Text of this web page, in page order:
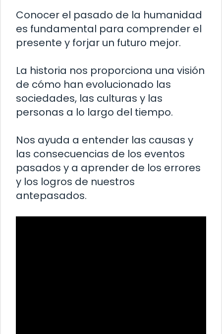
Conocer el pasado de la humanidad
es fundamental para comprender el
presente y forjar un futuro mejor.
La historia nos proporciona una visión
de cómo han evolucionado las
sociedades, las culturas y las
personas a lo largo del tiempo.
Nos ayuda a entender las causas y
las consecuencias de los eventos
pasados y a aprender de los errores
y los logros de nuestros
antepasados.